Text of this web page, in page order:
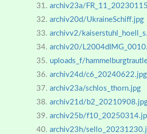
archiv23a/
archiv20d/UkraineSchiff.jpg
archivv2/
archiv20/
uploads_f/
archiv24d/c6_20240622.jpg
archiv23a/schlos_thorn.jpg
archiv21d/
archiv25b/
archiv23h/